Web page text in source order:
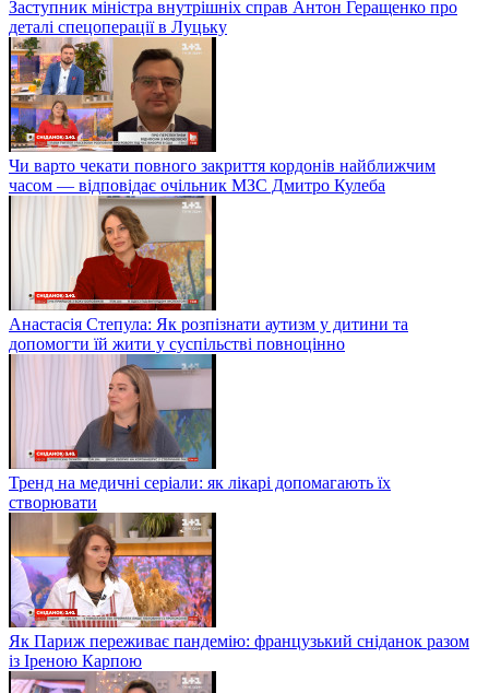
Заступник міністра внутрішніх справ Антон Геращенко про
деталі спецоперації в Луцьку
Чи варто чекати повного закриття кордонів найближчим
часом — відповідає очільник МЗС Дмитро Кулеба
Анастасія Степула: Як розпізнати аутизм у дитини та
допомогти їй жити у суспільстві повноцінно
Тренд на медичні серіали: як лікарі допомагають їх
створювати
Як Париж переживає пандемію: французький сніданок разом
із Іреною Карпою